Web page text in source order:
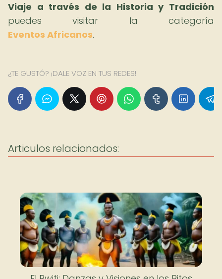
Viaje a través de la Historia y Tradición
puedes visitar la categoría
Eventos Africanos.
¿TE GUSTÓ? ¡DALE VOZ EN TUS REDES!
Articulos relacionados: